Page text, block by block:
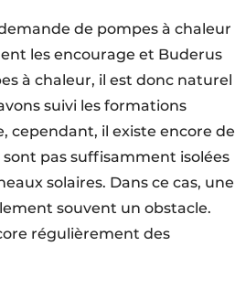
de pompes à chaleur
les encourage et Buderus
à chaleur, il est donc naturel
suivi les formations
cependant, il existe encore de
pas suffisamment isolées
solaires. Dans ce cas, une
souvent un obstacle.
régulièrement des